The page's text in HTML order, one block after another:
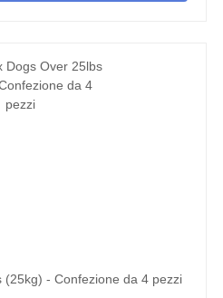
(25kg) - Confezione da 4 pezzi